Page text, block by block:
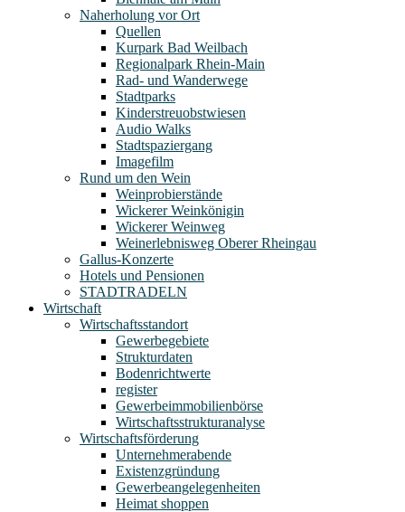
Naherholung vor Ort
Quellen
Kurpark Bad Weilbach
Regionalpark Rhein-Main
Rad- und Wanderwege
Stadtparks
Kinderstreuobstwiesen
Audio Walks
Stadtspaziergang
Imagefilm
Rund um den Wein
Weinprobierstände
Wickerer Weinkönigin
Wickerer Weinweg
Weinerlebnisweg Oberer Rheingau
Gallus-Konzerte
Hotels und Pensionen
STADTRADELN
Wirtschaft
Wirtschaftsstandort
Gewerbegebiete
Strukturdaten
Bodenrichtwerte
register
Gewerbeimmobilienbörse
Wirtschaftsstrukturanalyse
Wirtschaftsförderung
Unternehmerabende
Existenzgründung
Gewerbeangelegenheiten
Heimat shoppen